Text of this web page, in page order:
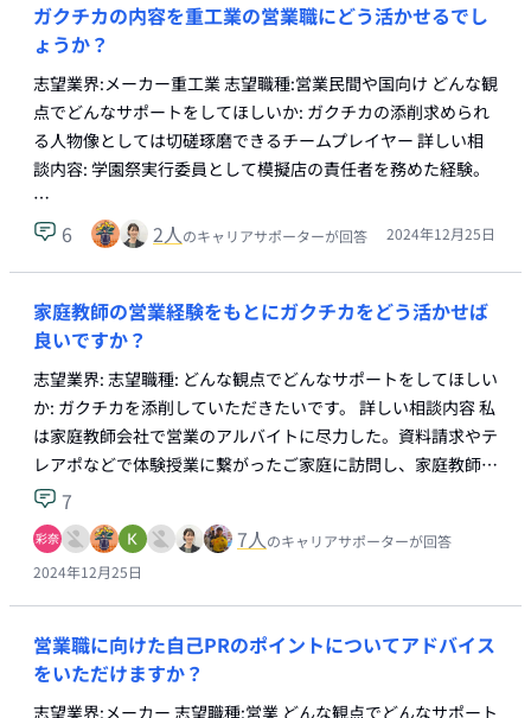
ガクチカの内容を重工業の営業職にどう活かせるでし
ょうか？
志望業界:メーカー重工業 志望職種:営業民間や国向け どんな観
点でどんなサポートをしてほしいか: ガクチカの添削求められ
る人物像としては切磋琢磨できるチームプレイヤー 詳しい相
談内容: 学園祭実行委員として模擬店の責任者を務めた経験。
…
6 2人のキャリアサポーターが回答 2024年12月25日
家庭教師の営業経験をもとにガクチカをどう活かせば
良いですか？
志望業界: 志望職種: どんな観点でどんなサポートをしてほしい
か: ガクチカを添削していただきたいです。 詳しい相談内容 私
は家庭教師会社で営業のアルバイトに尽力した。資料請求やテ
レアポなどで体験授業に繋がったご家庭に訪問し、家庭教師…
7
7人のキャリアサポーターが回答
2024年12月25日
営業職に向けた自己PRのポイントについてアドバイス
をいただけますか？
志望業界:メーカー 志望職種:営業 どんな観点でどんなサポート